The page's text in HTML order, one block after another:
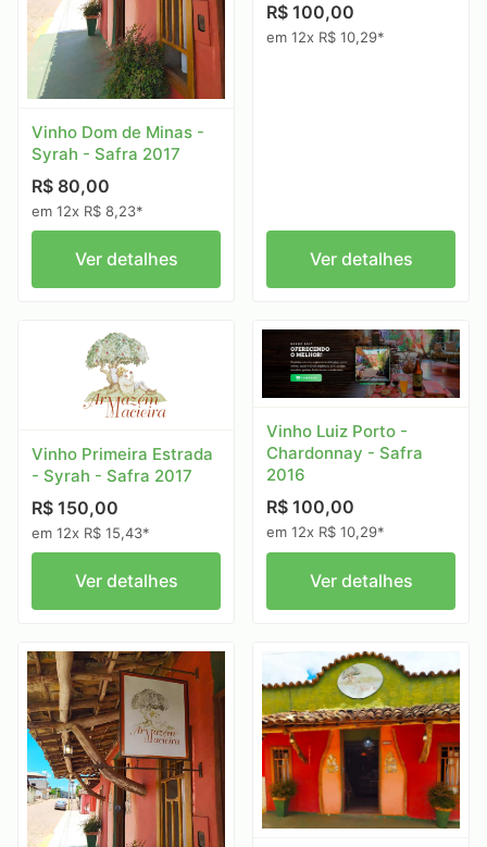
Vinho Dom de Minas -
Syrah - Safra 2017
R$ 80,00
em 12x R$ 8,23*
Ver detalhes
R$ 100,00
em 12x R$ 10,29*
Ver detalhes
Vinho Primeira Estrada
- Syrah - Safra 2017
R$ 150,00
em 12x R$ 15,43*
Ver detalhes
Vinho Luiz Porto -
Chardonnay - Safra
2016
R$ 100,00
em 12x R$ 10,29*
Ver detalhes